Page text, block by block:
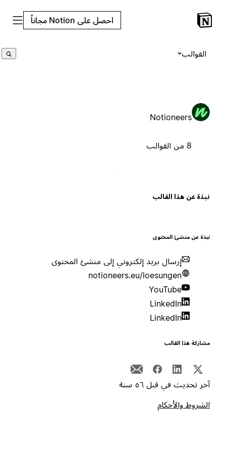
احصل على Notion مجاناً
القوالب
Notioneers
عن هذا القالب
عن منشئ المحتوى
إرسال بريد إلكتروني إلى منشئ المحتوى
notioneers.eu/loesungen
YouTube
LinkedIn
LinkedIn
هذا القالب
تحديث في قبل ٥٦ سنة
والأحكام